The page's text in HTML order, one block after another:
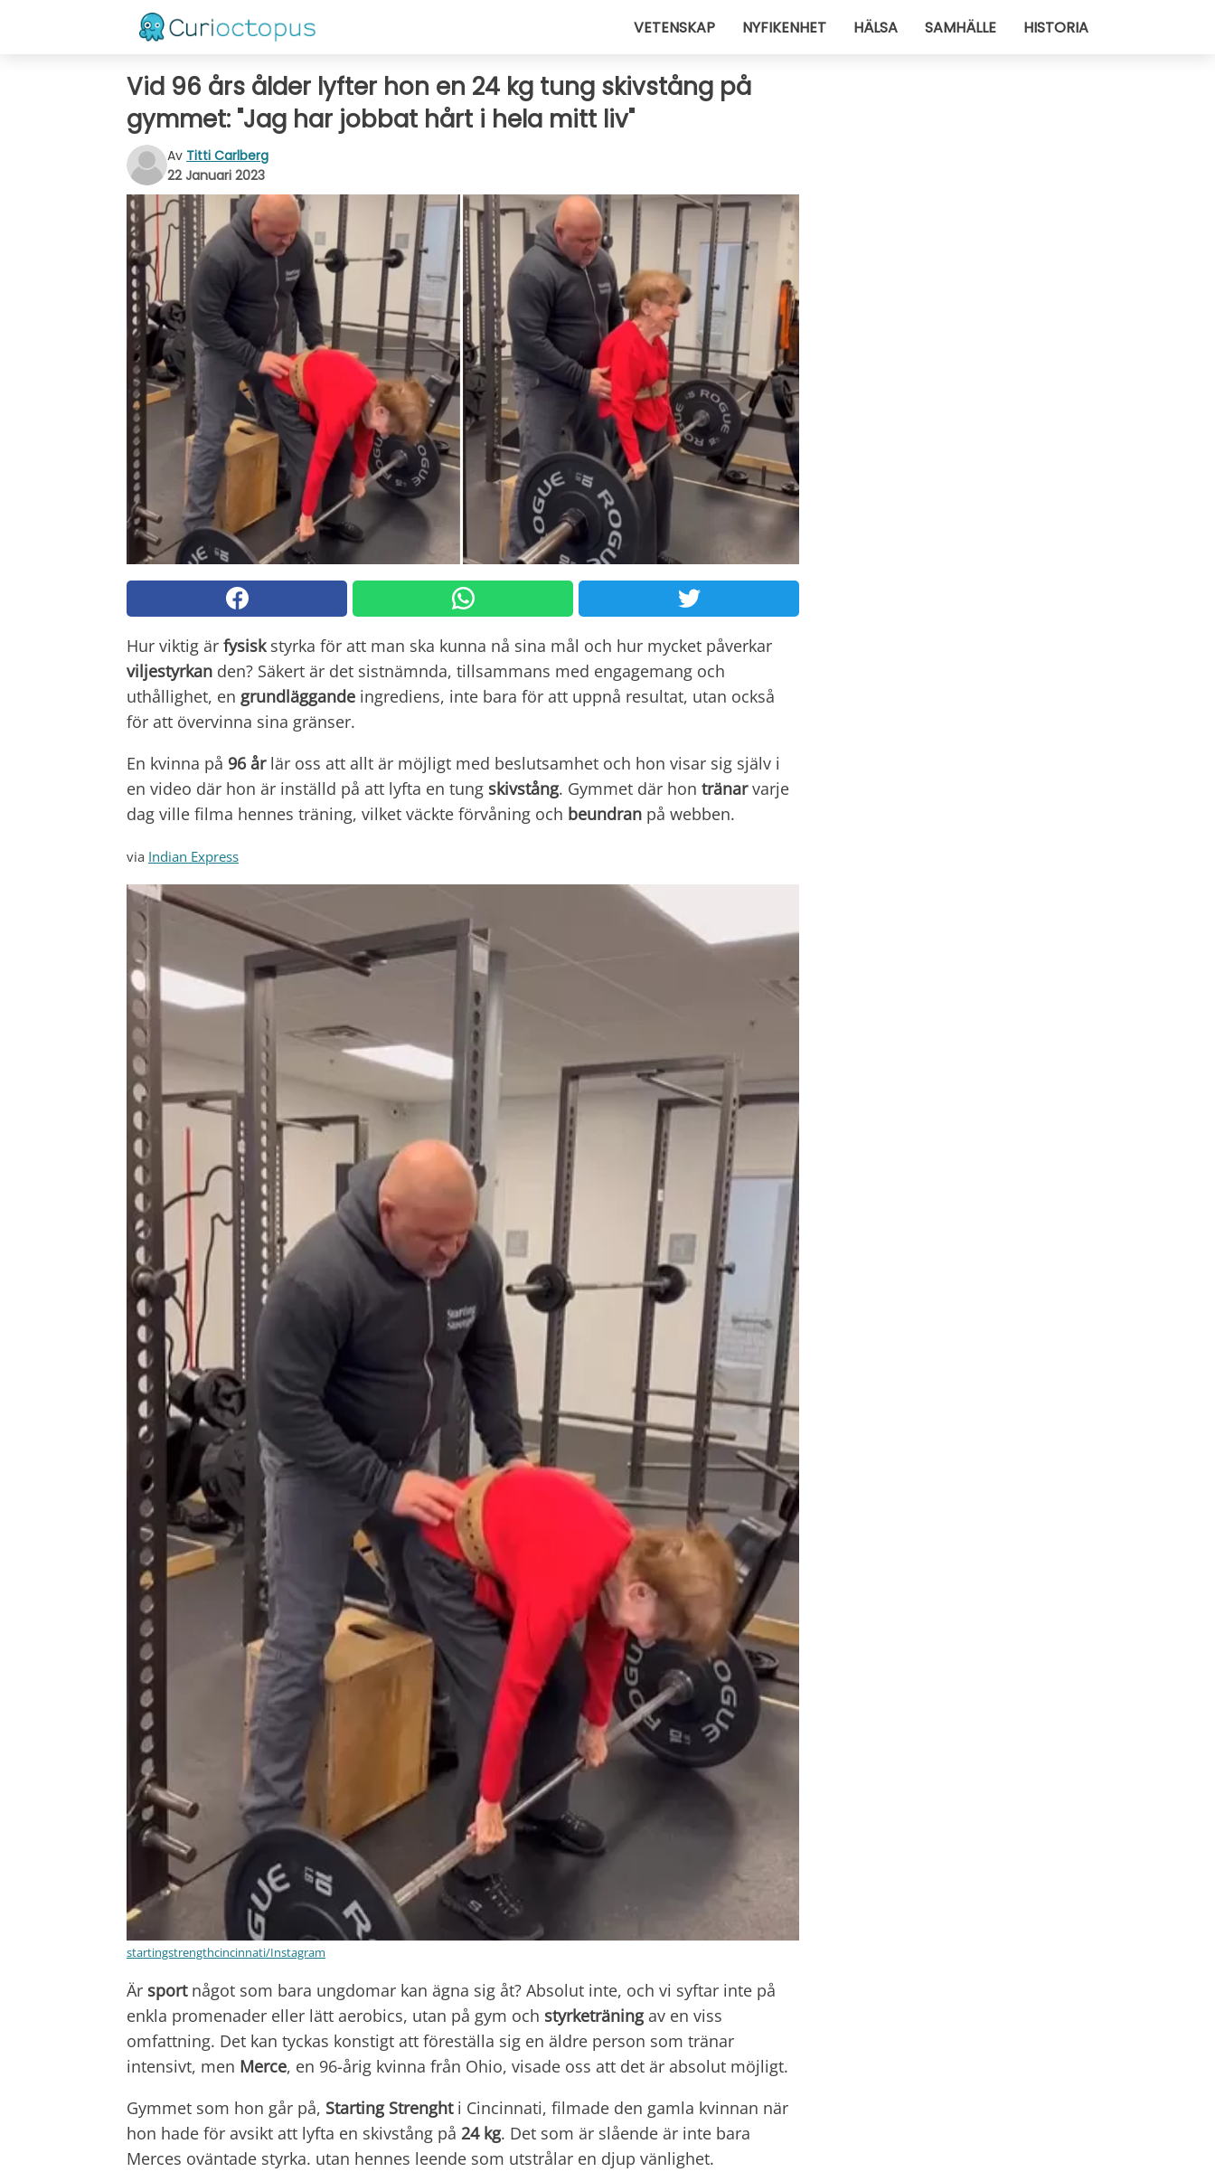
VETENSKAP NYFIKENHET HÄLSA SAMHÄLLE HISTORIA
Vid 96 års ålder lyfter hon en 24 kg tung skivstång på
gymmet: "Jag har jobbat hårt i hela mitt liv"
Av Titti Carlberg
22 Januari 2023
Hur viktig är fysiskstyrka för att man ska kunna nå sina mål och hur mycket påverkar
viljestyrkan den? Säkert är det sistnämnda, tillsammans med engagemang och
uthållighet, en grundläggande ingrediens, inte bara för att uppnå resultat, utan också
för att övervinna sina gränser.
En kvinna på 96 årlär oss att allt är möjligt med beslutsamhet och hon visar sig själv i
en video där hon är inställd på att lyfta en tung skivstång. Gymmet där hon tränarvarje
dag ville filma hennes träning, vilket väckte förvåning och beundran på webben.
via Indian Express
startingstrengthcincinnati/Instagram
Är sportnågot som bara ungdomar kan ägna sig åt? Absolut inte, och vi syftar inte på
enkla promenader eller lätt aerobics, utan på gym och styrketräningav en viss
omfattning. Det kan tyckas konstigt att föreställa sig en äldre person som tränar
intensivt, men Merce, en 96-årig kvinna från Ohio, visade oss att det är absolut möjligt.
Gymmet som hon går på, Starting Strenghti Cincinnati, filmade den gamla kvinnan när
hon hade för avsikt att lyfta en skivstång på 24 kg. Det som är slående är inte bara
Merces oväntade styrka. utan hennes leende som utstrålar en djup vänlighet.